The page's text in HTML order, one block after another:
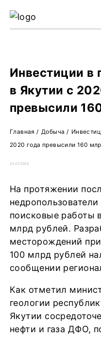
Инвестиции в
в Якутии с
превысили
Главная / Добыча /
2020 года превысили 160
23.07.2024
На протяжении
недропользователи
поисковые работы
млрд рублей.
месторождений
100 млрд рублей
сообщении
Как отметил
геологии
Якутии
нефти и газа ДФО,